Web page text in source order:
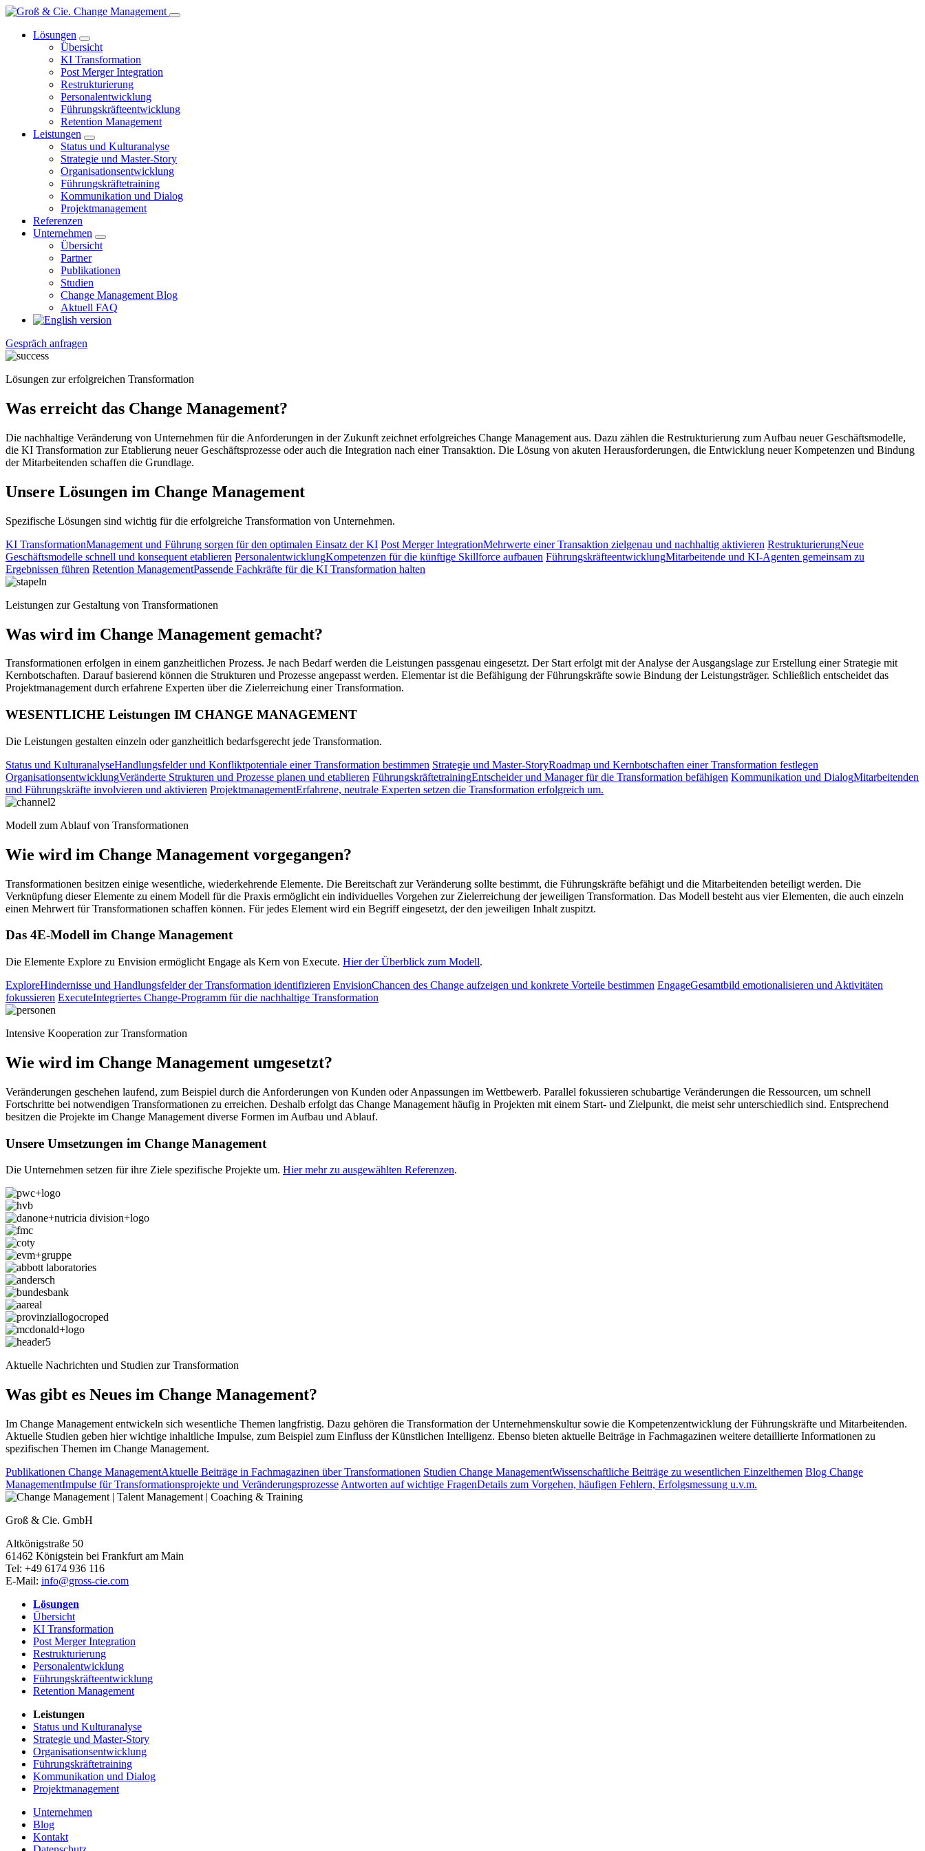
Lösungen
Übersicht
KI Transformation
Post Merger Integration
Restrukturierung
Personalentwicklung
Führungskräfteentwicklung
Retention Management
Leistungen
Status und Kulturanalyse
Strategie und Master-Story
Organisationsentwicklung
Führungskräftetraining
Kommunikation und Dialog
Projektmanagement
Referenzen
Unternehmen
Übersicht
Partner
Publikationen
Studien
Change Management Blog
Aktuell FAQ
Gespräch anfragen
Lösungen zur erfolgreichen Transformation
Was erreicht das Change Management?
Die nachhaltige Veränderung von Unternehmen für die Anforderungen in der Zukunft zeichnet erfolgreiches Change Management aus. Dazu zählen die Restrukturierung zum Aufbau neuer Geschäftsmodelle,
die KI Transformation zur Etablierung neuer Geschäftsprozesse oder auch die Integration nach einer Transaktion. Die Lösung von akuten Herausforderungen, die Entwicklung neuer Kompetenzen und Bindung
der Mitarbeitenden schaffen die Grundlage.
Unsere Lösungen im Change Management
Spezifische Lösungen sind wichtig für die erfolgreiche Transformation von Unternehmen.
KI TransformationManagement und Führung sorgen für den optimalen Einsatz der KI Post Merger IntegrationMehrwerte einer Transaktion zielgenau und nachhaltig aktivieren RestrukturierungNeue
Geschäftsmodelle schnell und konsequent etablieren PersonalentwicklungKompetenzen für die künftige Skillforce aufbauen FührungskräfteentwicklungMitarbeitende und KI-Agenten gemeinsam zu
Ergebnissen führen Retention ManagementPassende Fachkräfte für die KI Transformation halten
Leistungen zur Gestaltung von Transformationen
Was wird im Change Management gemacht?
Transformationen erfolgen in einem ganzheitlichen Prozess. Je nach Bedarf werden die Leistungen passgenau eingesetzt. Der Start erfolgt mit der Analyse der Ausgangslage zur Erstellung einer Strategie mit
Kernbotschaften. Darauf basierend können die Strukturen und Prozesse angepasst werden. Elementar ist die Befähigung der Führungskräfte sowie Bindung der Leistungsträger. Schließlich entscheidet das
Projektmanagement durch erfahrene Experten über die Zielerreichung einer Transformation.
WESENTLICHE Leistungen IM CHANGE MANAGEMENT
Die Leistungen gestalten einzeln oder ganzheitlich bedarfsgerecht jede Transformation.
Status und KulturanalyseHandlungsfelder und Konfliktpotentiale einer Transformation bestimmen Strategie und Master-StoryRoadmap und Kernbotschaften einer Transformation festlegen
OrganisationsentwicklungVeränderte Strukturen und Prozesse planen und etablieren FührungskräftetrainingEntscheider und Manager für die Transformation befähigen Kommunikation und DialogMitarbeitenden
und Führungskräfte involvieren und aktivieren ProjektmanagementErfahrene, neutrale Experten setzen die Transformation erfolgreich um.
Modell zum Ablauf von Transformationen
Wie wird im Change Management vorgegangen?
Transformationen besitzen einige wesentliche, wiederkehrende Elemente. Die Bereitschaft zur Veränderung sollte bestimmt, die Führungskräfte befähigt und die Mitarbeitenden beteiligt werden. Die
Verknüpfung dieser Elemente zu einem Modell für die Praxis ermöglicht ein individuelles Vorgehen zur Zielerreichung der jeweiligen Transformation. Das Modell besteht aus vier Elementen, die auch einzeln
einen Mehrwert für Transformationen schaffen können. Für jedes Element wird ein Begriff eingesetzt, der den jeweiligen Inhalt zuspitzt.
Das 4E-Modell im Change Management
Die Elemente Explore zu Envision ermöglicht Engage als Kern von Execute. Hier der Überblick zum Modell.
ExploreHindernisse und Handlungsfelder der Transformation identifizieren EnvisionChancen des Change aufzeigen und konkrete Vorteile bestimmen EngageGesamtbild emotionalisieren und Aktivitäten
fokussieren ExecuteIntegriertes Change-Programm für die nachhaltige Transformation
Intensive Kooperation zur Transformation
Wie wird im Change Management umgesetzt?
Veränderungen geschehen laufend, zum Beispiel durch die Anforderungen von Kunden oder Anpassungen im Wettbewerb. Parallel fokussieren schubartige Veränderungen die Ressourcen, um schnell
Fortschritte bei notwendigen Transformationen zu erreichen. Deshalb erfolgt das Change Management häufig in Projekten mit einem Start- und Zielpunkt, die meist sehr unterschiedlich sind. Entsprechend
besitzen die Projekte im Change Management diverse Formen im Aufbau und Ablauf.
Unsere Umsetzungen im Change Management
Die Unternehmen setzen für ihre Ziele spezifische Projekte um. Hier mehr zu ausgewählten Referenzen.
Aktuelle Nachrichten und Studien zur Transformation
Was gibt es Neues im Change Management?
Im Change Management entwickeln sich wesentliche Themen langfristig. Dazu gehören die Transformation der Unternehmenskultur sowie die Kompetenzentwicklung der Führungskräfte und Mitarbeitenden.
Aktuelle Studien geben hier wichtige inhaltliche Impulse, zum Beispiel zum Einfluss der Künstlichen Intelligenz. Ebenso bieten aktuelle Beiträge in Fachmagazinen weitere detaillierte Informationen zu
spezifischen Themen im Change Management.
Publikationen Change ManagementAktuelle Beiträge in Fachmagazinen über Transformationen Studien Change ManagementWissenschaftliche Beiträge zu wesentlichen Einzelthemen Blog Change
ManagementImpulse für Transformationsprojekte und Veränderungsprozesse Antworten auf wichtige FragenDetails zum Vorgehen, häufigen Fehlern, Erfolgsmessung u.v.m.
Groß & Cie. GmbH
Altkönigstraße 50
61462 Königstein bei Frankfurt am Main
Tel: +49 6174 936 116
E-Mail: info@gross-cie.com
Lösungen
Übersicht
KI Transformation
Post Merger Integration
Restrukturierung
Personalentwicklung
Führungskräfteentwicklung
Retention Management
Leistungen
Status und Kulturanalyse
Strategie und Master-Story
Organisationsentwicklung
Führungskräftetraining
Kommunikation und Dialog
Projektmanagement
Unternehmen
Blog
Kontakt